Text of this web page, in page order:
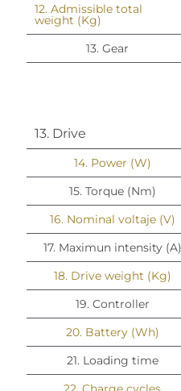
12. Admissible total
weight (Kg)
13. Gear
13. Drive
14. Power (W)
15. Torque (Nm)
16. Nominal voltaje (V)
17. Maximun intensity (A)
18. Drive weight (Kg)
19. Controller
20. Battery (Wh)
21. Loading time